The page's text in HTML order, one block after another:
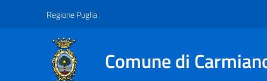
Navigazione
Salta al contenuto
Regione Puglia
Comune di